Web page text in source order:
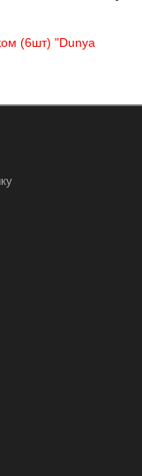
(6шт) "Dunya